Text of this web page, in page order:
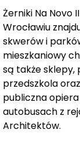
spędzania
formy rekreacji
Żerniki Na Novo
pierwszym
funkcjonalnych
m², z układami
będzie
Żerniki Na Novo
Wrocławiu
skwerów i
mieszkaniowy
są także sklepy,
przedszkola
publiczna
autobusach z
Architektów.